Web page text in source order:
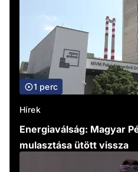
1 perc
Hírek
Energiaválság: Magyar
mulasztása ütött vissza